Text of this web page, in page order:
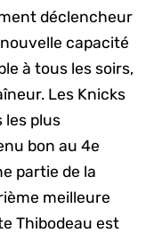
déclencheur
capacité
à tous les soirs,
Les Knicks
les plus
bon au 4e
partie de la
meilleure
Thibodeau est